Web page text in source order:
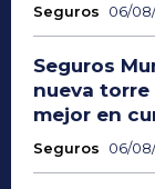
Seguros 06/
Seguros
nueva
mejor en
Seguros 06/